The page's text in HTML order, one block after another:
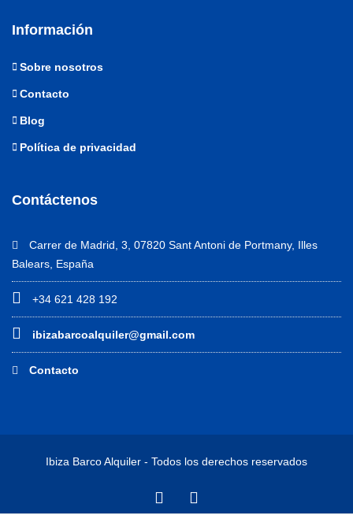
Información
Sobre nosotros
Contacto
Blog
Política de privacidad
Contáctenos
Carrer de Madrid, 3, 07820 Sant Antoni de Portmany, Illes
Balears, España
+34 621 428 192
ibizabarcoalquiler@gmail.com
Contacto
Ibiza Barco Alquiler - Todos los derechos reservados